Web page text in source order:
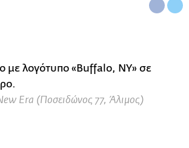
με λογότυπο «Buffalo, NY» σε
Era (Ποσειδώνος 77, Άλιμος)